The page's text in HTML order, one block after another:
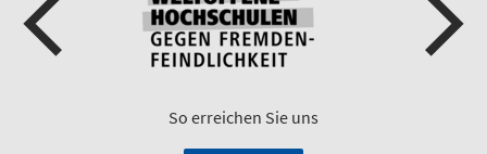
So erreichen Sie uns